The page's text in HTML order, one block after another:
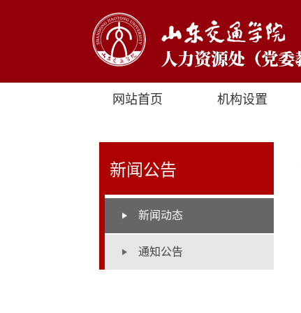
网站首页 机构设置
新闻公告
新闻动态
通知公告